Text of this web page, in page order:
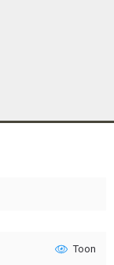
Toon